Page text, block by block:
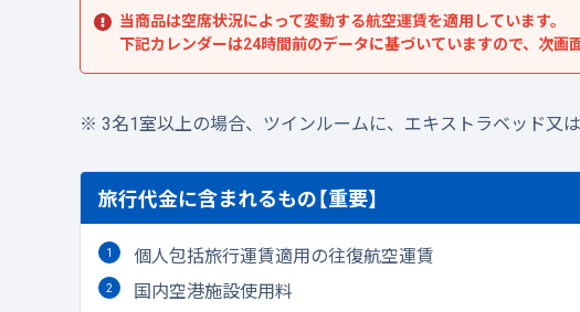
当商品は空席状況によって変動する航空運賃を適用しています。
下記カレンダーは24時間前のデータに基づいていますので、次
3名1室以上の場合、ツインルームに、エキストラベッド又
旅行代金に含まれるもの【重要】
個人包括旅行運賃適用の往復航空運賃
国内空港施設使用料